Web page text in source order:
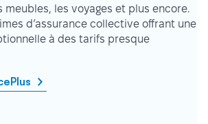
meubles, les voyages et plus encore.
d’assurance collective offrant une
à des tarifs presque